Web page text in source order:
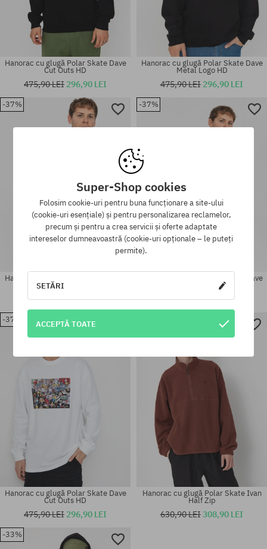
Mărimi existente:
Mărimi existente:
Mărimi existente:
Hanorac cu glugă Polar Skate Dave
Cut Outs HD
475,90 LEI 296,90 LEI
L
Hanorac cu glugă Polar Skate Dave
Metal Logo HD
475,90 LEI 296,90 LEI
-37%
Mărimi existente:
Hanorac cu glugă Polar Skate Dave
Third Eye HD
475,90 LEI296,90 LEI
-37%
Hanorac cu glugă Polar Skate Dave
Metal Logo HD
475,90 LEI296,90 LEI
-37%
Hanorac cu glugă Polar Skate Dave
Cut Outs HD
475,90 LEI 296,90 LEI
Hanorac cu glugă Polar Skate Ivan
Half Zip
630,90 LEI308,90 LEI
-33%
Super-Shop cookies
Folosim cookie-uri pentru buna funcționare a site-ului
(cookie-uri esențiale) și pentru personalizarea reclamelor,
precum și pentru a crea servicii și oferte adaptate
intereselor dumneavoastră (cookie-uri opționale – le puteți
permite).
SETĂRI
ACCEPTĂ TOATE